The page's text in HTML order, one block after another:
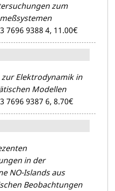
zum
7696 9388 4, 11.00€
Elektrodynamik in
Modellen
7696 9387 6, 8.70€
in der
NO-Islands aus
Beobachtungen